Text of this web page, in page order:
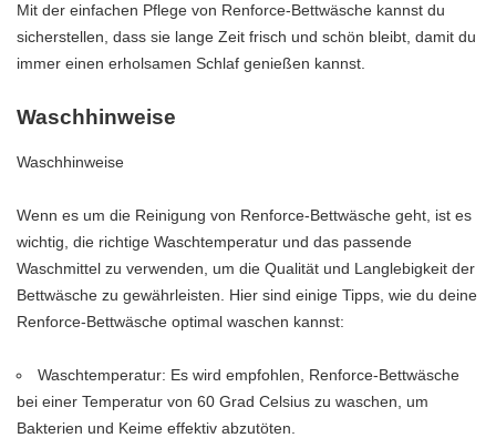
Mit der einfachen Pflege von Renforce-Bettwäsche kannst du
sicherstellen, dass sie lange Zeit frisch und schön bleibt, damit du
immer einen erholsamen Schlaf genießen kannst.
Waschhinweise
Waschhinweise
Wenn es um die Reinigung von Renforce-Bettwäsche geht, ist es
wichtig, die richtige Waschtemperatur und das passende
Waschmittel zu verwenden, um die Qualität und Langlebigkeit der
Bettwäsche zu gewährleisten. Hier sind einige Tipps, wie du deine
Renforce-Bettwäsche optimal waschen kannst:
Waschtemperatur: Es wird empfohlen, Renforce-Bettwäsche
bei einer Temperatur von 60 Grad Celsius zu waschen, um
Bakterien und Keime effektiv abzutöten.